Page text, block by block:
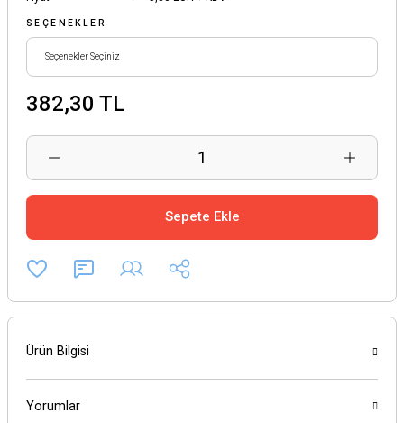
SEÇENEKLER
382,30 TL
Sepete Ekle
Ürün Bilgisi
Yorumlar